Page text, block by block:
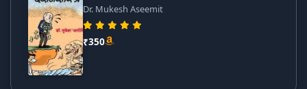
Dr. Mukesh Aseemit
₹350